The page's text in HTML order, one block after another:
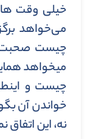
خیلی وقت ها
می‌خواهد
چیست صحبت
میخواهد
چیست و
خواندن آن
نه، این اتفاق